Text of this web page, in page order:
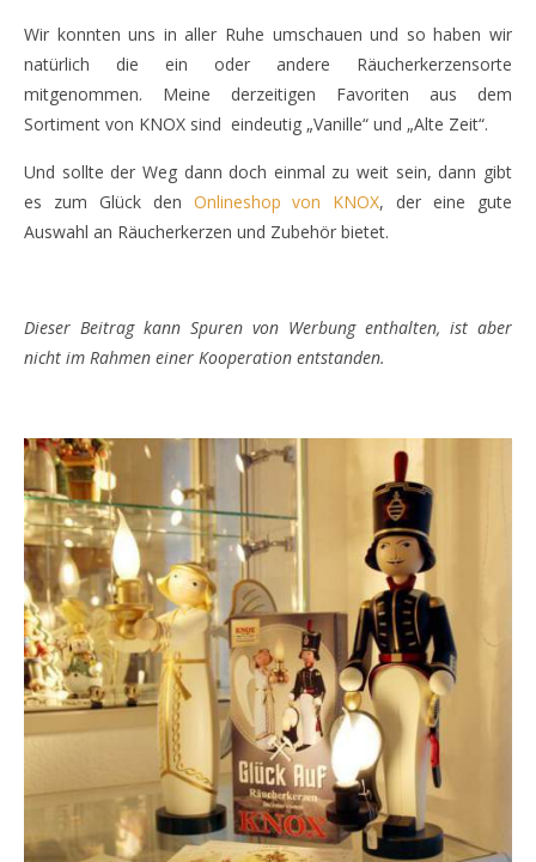
Wir konnten uns in aller Ruhe umschauen und so haben wir
natürlich die ein oder andere Räucherkerzensorte
mitgenommen. Meine derzeitigen Favoriten aus dem
Sortiment von KNOX sind eindeutig „Vanille“ und „Alte Zeit“.
Und sollte der Weg dann doch einmal zu weit sein, dann gibt
es zum Glück den Onlineshop von KNOX, der eine gute
Auswahl an Räucherkerzen und Zubehör bietet.
Dieser Beitrag kann Spuren von Werbung enthalten, ist aber
nicht im Rahmen einer Kooperation entstanden.